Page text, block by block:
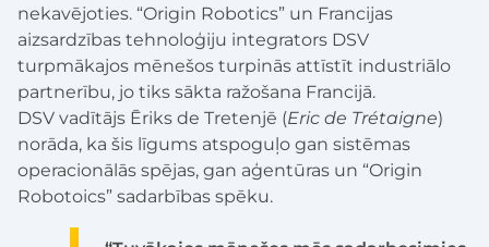
nekavējoties. “Origin Robotics” un Francijas
aizsardzības tehnoloģiju integrators DSV
turpmākajos mēnešos turpinās attīstīt industriālo
partnerību, jo tiks sākta ražošana Francijā.
DSV vadītājs Ēriks de Tretenjē (Eric de Trétaigne)
norāda, ka šis līgums atspoguļo gan sistēmas
operacionālās spējas, gan aģentūras un “Origin
Robotoics” sadarbības spēku.